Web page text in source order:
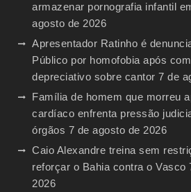
armazenar pornografia infantil
agosto de 2026
Apresentador Ratinho é
Público por homofobia após
depreciativo sobre cantor 7 de
Família de homem que morreu
cardíaco enfrenta pressão
órgãos 7 de agosto de 2026
Caio Alexandre treina sem
reforçar o Bahia contra o Vasco
2026